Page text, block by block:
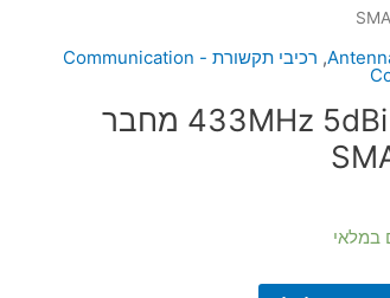
, רכיבי תקשורת - Communication
אנטנה 433MHz 5dBi מחבר
במלאי